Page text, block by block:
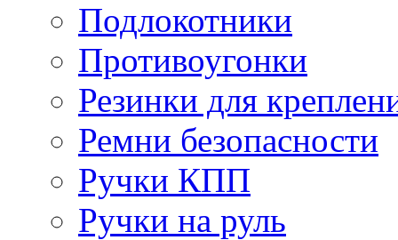
Подлокотники
Противоугонки
Резинки для
Ремни безопасности
Ручки КПП
Ручки на руль